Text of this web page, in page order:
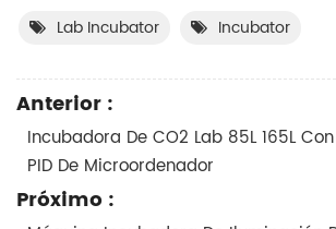
Lab Incubator Incubator
Anterior :
Incubadora De CO2 Lab 85L 165L
PID De Microordenador
Próximo :